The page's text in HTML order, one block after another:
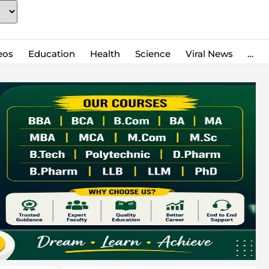
Education Health Science Viral News …